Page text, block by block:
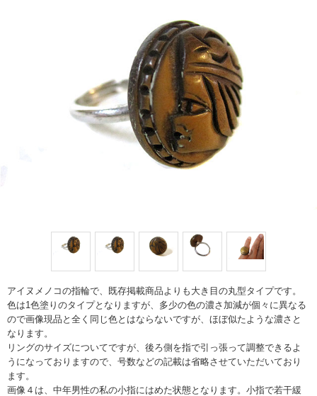
アイヌメノコの指輪で、既存掲載商品よりも大き目の丸型タイプです。
色は1色塗りのタイプとなりますが、多少の色の濃さ加減が個々に異なる
ので画像現品と全く同じ色とはならないですが、ほぼ似たような濃さと
なります。
リングのサイズについてですが、後ろ側を指で引っ張って調整できるよ
うになっておりますので、号数などの記載は省略させていただいており
ます。
画像４は、中年男性の私の小指にはめた状態となります。小指で若干緩